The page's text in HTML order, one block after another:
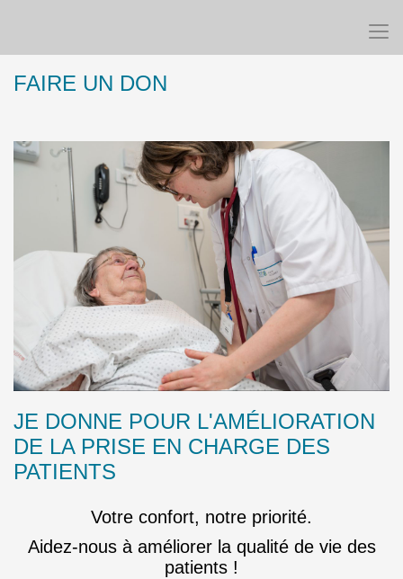
FAIRE UN DON
JE DONNE POUR L'AMÉLIORATION
DE LA PRISE EN CHARGE DES
PATIENTS
Votre confort, notre priorité.
Aidez-nous à améliorer la qualité de vie des
patients !